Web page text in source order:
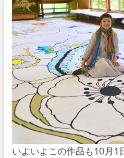
いよいよこの作品も10月1